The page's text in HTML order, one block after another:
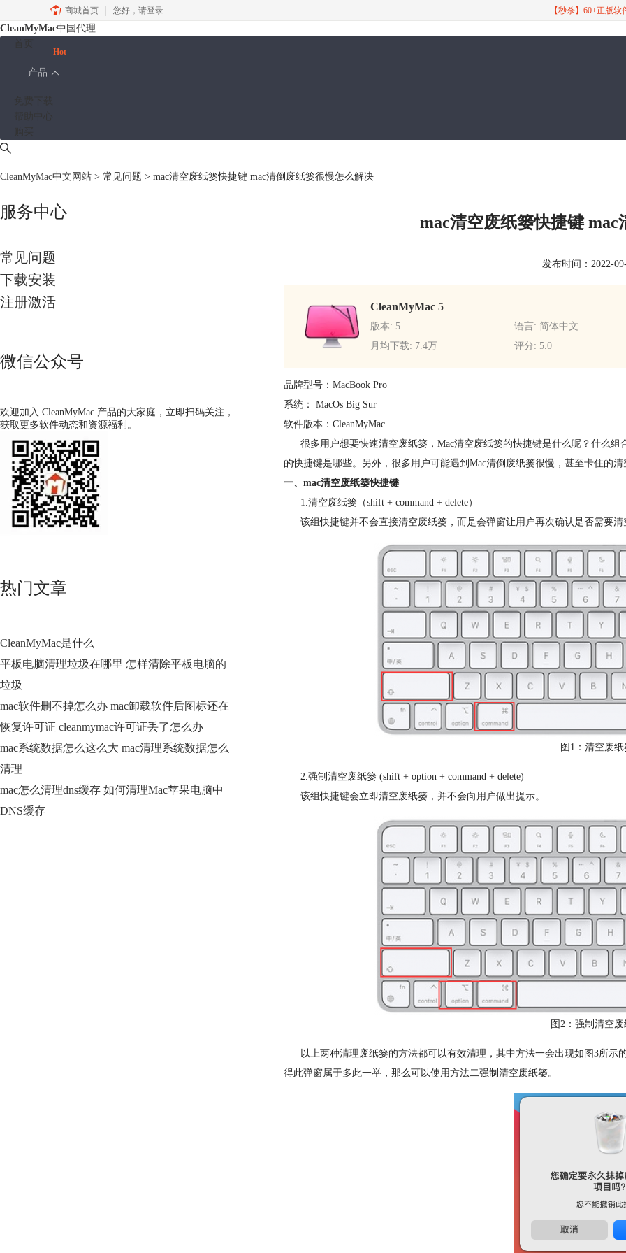
商城首页 您好， 请登录 【秒杀】60+正版
CleanMyMac中国代理
产品
Hot
CleanMyMac中文网站 > 常见问题 > mac清空废纸篓快捷键 mac清倒废纸篓很慢怎么解决
服务中心
常见问题
下载安装
注册激活
微信公众号
欢迎加入 CleanMyMac 产品的大家庭，立即扫码关注，
获取更多软件动态和资源福利。
热门文章
CleanMyMac是什么
平板电脑清理垃圾在哪里 怎样清除平板电脑的
垃圾
mac软件删不掉怎么办 mac卸载软件后图标还在
恢复许可证 cleanmymac许可证丢了怎么办
mac系统数据怎么这么大 mac清理系统数据怎么
清理
mac怎么清理dns缓存 如何清理Mac苹果电脑中
DNS缓存
mac清空废纸篓快捷键
发布时间：2022-
CleanMyMac 5
版本: 5
语言: 简体中文
月均下载: 7.4万
评分: 5.0
品牌型号：MacBook Pro
系统： MacOs Big Sur
软件版本：CleanMyMac
很多用户想要快速清空废纸篓，Mac清空废纸篓的快捷键是什么呢？什么组
的快捷键是哪些。另外，很多用户可能遇到Mac清倒废纸篓很慢，甚至卡住的
一、mac清空废纸篓快捷键
1.清空废纸篓（shift + command + delete）
该组快捷键并不会直接清空废纸篓，而是会弹窗让用户再次确认是否需要清
图1：清空废
2.强制清空废纸篓 (shift + option + command + delete)
该组快捷键会立即清空废纸篓，并不会向用户做出提示。
图2：强制清空
以上两种清理废纸篓的方法都可以有效清理，其中方法一会出现如图3所示
得此弹窗属于多此一举，那么可以使用方法二强制清空废纸篓。